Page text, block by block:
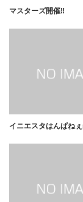
マスターズ開催‼️
イニエスタはんぱね